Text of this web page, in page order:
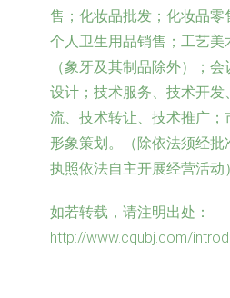
售；化妆品批发；化妆品零
个人卫生用品销售；工艺美
（象牙及其制品除外）；
设计；技术服务、技术开发
流、技术转让、技术推广；
形象策划。（除依法须经
执照依法自主开展经营活动）
如若转载，请注明出处：
http://www.cqubj.com/